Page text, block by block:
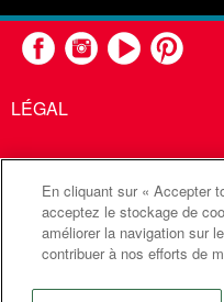
LÉGAL
United Methodist
En cliquant sur « Accepter
acceptez le stockage de
améliorer la navigation sur
contribuer à nos efforts de